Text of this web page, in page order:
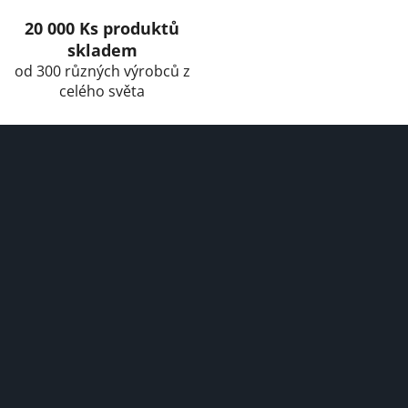
20 000 Ks produktů
skladem
od 300 různých výrobců z
celého světa
F